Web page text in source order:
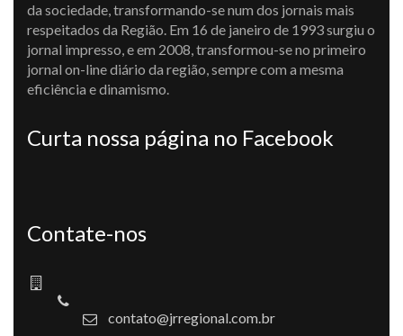
da sociedade, transformando-se num dos jornais mais
respeitados da Região. Em 16 de janeiro de 1993 surgiu o
jornal impresso, e em 2008, transformou-se no primeiro
jornal on-line diário da região, sempre com a mesma
eficiência e dinamismo.
Curta nossa página no Facebook
Contate-nos
contato@jrregional.com.br